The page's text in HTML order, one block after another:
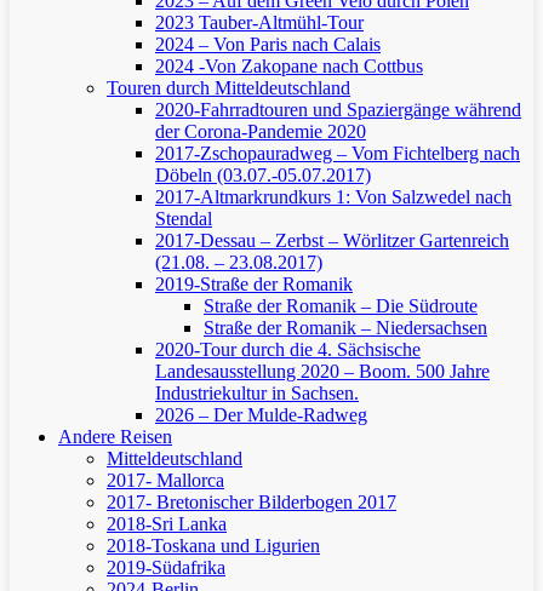
2023 Tauber-Altmühl-Tour
2024 – Von Paris nach Calais
2024 -Von Zakopane nach Cottbus
Touren durch Mitteldeutschland
2020-Fahrradtouren und Spaziergänge während
der Corona-Pandemie 2020
2017-Zschopauradweg – Vom Fichtelberg nach
Döbeln (03.07.-05.07.2017)
2017-Altmarkrundkurs 1: Von Salzwedel nach
Stendal
2017-Dessau – Zerbst – Wörlitzer Gartenreich
(21.08. – 23.08.2017)
2019-Straße der Romanik
Straße der Romanik – Die Südroute
Straße der Romanik – Niedersachsen
2020-Tour durch die 4. Sächsische
Landesausstellung 2020 – Boom. 500 Jahre
Industriekultur in Sachsen.
2026 – Der Mulde-Radweg
Andere Reisen
Mitteldeutschland
2017- Mallorca
2017- Bretonischer Bilderbogen 2017
2018-Sri Lanka
2018-Toskana und Ligurien
2019-Südafrika